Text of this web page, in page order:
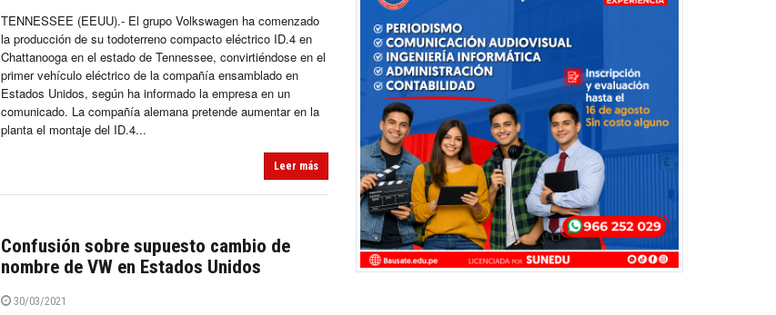
TENNESSEE (EEUU).- El grupo Volkswagen ha comenzado
la producción de su todoterreno compacto eléctrico ID.4 en
Chattanooga en el estado de Tennessee, convirtiéndose en el
primer vehículo eléctrico de la compañía ensamblado en
Estados Unidos, según ha informado la empresa en un
comunicado. La compañía alemana pretende aumentar en la
planta el montaje del ID.4...
Leer más
Confusión sobre supuesto cambio de
nombre de VW en Estados Unidos
30/03/2021